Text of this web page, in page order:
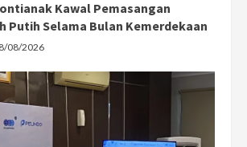
Kawal Pemasangan
Putih Selama Bulan Kemerdekaan
08/2026